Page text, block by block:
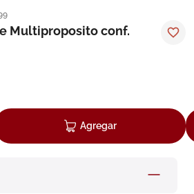
Multiproposito conf.
Agregar